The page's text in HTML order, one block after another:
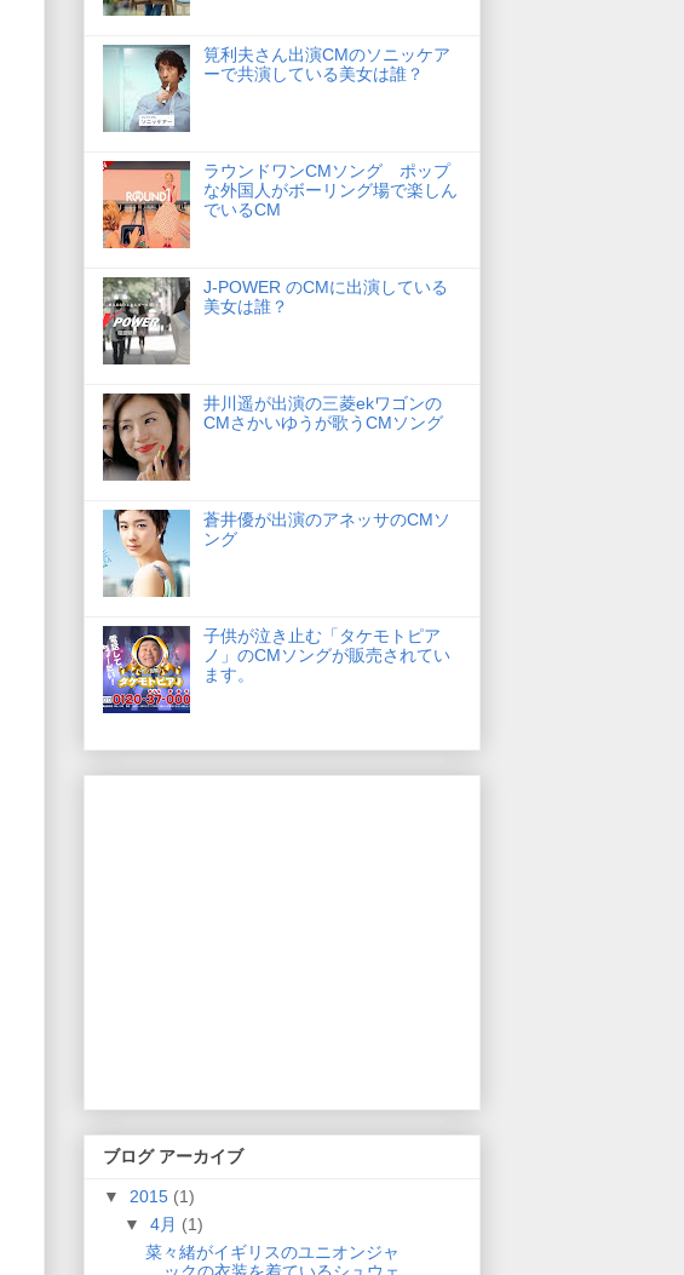
筧利夫さん出演CMのソニッケア
ーで共演している美女は誰？
ラウンドワンCMソング ポップ
な外国人がボーリング場で楽しん
でいるCM
J-POWER のCMに出演している
美女は誰？
井川遥が出演の三菱ekワゴンの
CMさかいゆうが歌うCMソング
蒼井優が出演のアネッサのCMソ
ング
子供が泣き止む「タケモトピア
ノ」のCMソングが販売されてい
ます。
ブログ アーカイブ
▼ 2015 (1)
▼ 4月 (1)
菜々緒がイギリスのユニオンジャ
ックの衣装を着ているシュウェ